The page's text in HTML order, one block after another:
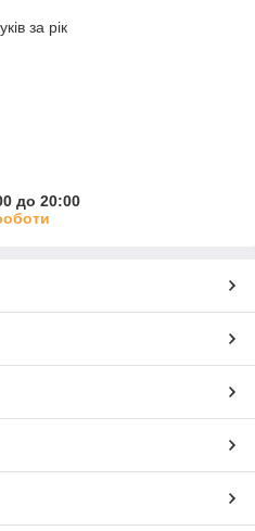
за рік
до 20:00